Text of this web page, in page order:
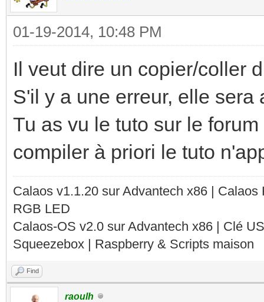
01-19-2014, 10:48 PM
Il veut dire un copier/coller
S'il y a une erreur, elle sera
Tu as vu le tuto sur le
compiler à priori le tuto
Calaos v1.1.20 sur Advantech x86 |
RGB LED
Calaos-OS v2.0 sur Advantech x86 | Clé
Squeezebox | Raspberry & Scripts maison
Find
raoulh